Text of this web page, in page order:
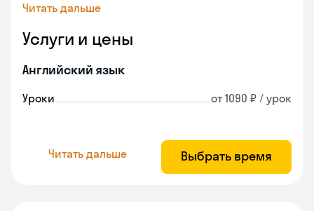
Читать дальше
Услуги и цены
Английский язык
Уроки от 1090 ₽ / урок
Читать дальше Выбрать время